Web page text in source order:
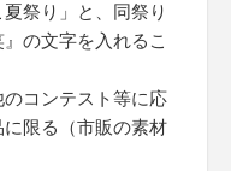
祭り」と、同祭り
の文字を入れるこ
コンテスト等に応
限る（市販の素材